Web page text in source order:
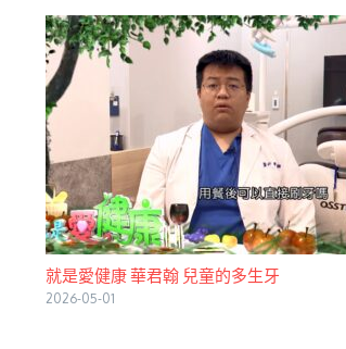
就是愛健康 華君翰 兒童的多生牙
2026-05-01